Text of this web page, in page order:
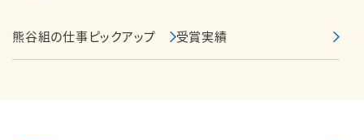
熊谷組の仕事ピックアップ 受賞実績